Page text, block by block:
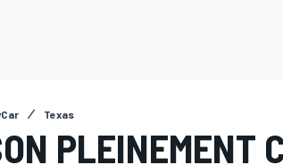
Texas
PLEINEMENT